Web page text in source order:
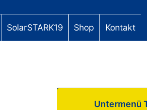
SolarSTARK19 Shop Kontakt
Untermenü